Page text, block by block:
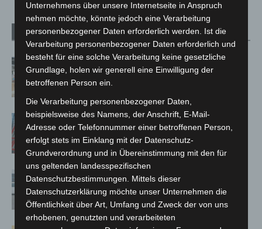
Verwandte Artikel Mehr vom Autor
Kunst trifft Weingenuss: Barbara-
Susann Mehring zeigt ihre Werke im
A2: Zweite Turbobaustelle startet
zwischen Hannover-West und
Bothfeld
Niedersachsen: Feuerwehrkräfte
kehren nach Waldbrandeinsatz aus
Spanien zurück
Unternehmens über unsere Internetseite in Anspruch
nehmen möchte, könnte jedoch eine Verarbeitung
personenbezogener Daten erforderlich werden. Ist die
Verarbeitung personenbezogener Daten erforderlich und
besteht für eine solche Verarbeitung keine gesetzliche
Grundlage, holen wir generell eine Einwilligung der
betroffenen Person ein.
Die Verarbeitung personenbezogener Daten,
beispielsweise des Namens, der Anschrift, E-Mail-
Adresse oder Telefonnummer einer betroffenen Person,
erfolgt stets im Einklang mit der Datenschutz-
Grundverordnung und in Übereinstimmung mit den für
uns geltenden landesspezifischen
Datenschutzbestimmungen. Mittels dieser
Datenschutzerklärung möchte unser Unternehmen die
Öffentlichkeit über Art, Umfang und Zweck der von uns
erhobenen, genutzten und verarbeiteten